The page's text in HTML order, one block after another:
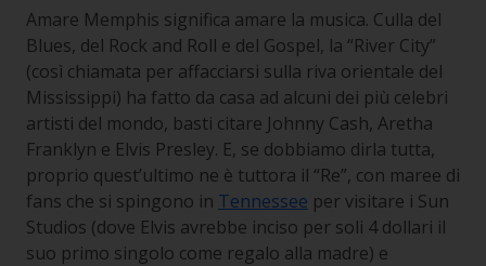
Amare Memphis significa amare la musica. Culla del
Blues, del Rock and Roll e del Gospel, la “River City”
(così chiamata per affacciarsi sulla riva orientale del
Mississippi) ha fatto da casa ad alcuni dei più celebri
artisti del mondo, basti citare Johnny Cash, Aretha
Franklyn e Elvis Presley. E, se dobbiamo dirla tutta,
proprio quest’ultimo ne è tuttora il “Re”, con maree di
fans che si spingono in Tennessee per visitare i Sun
Studios (dove Elvis avrebbe inciso per soli 4 dollari il
suo primo singolo come regalo alla madre) e